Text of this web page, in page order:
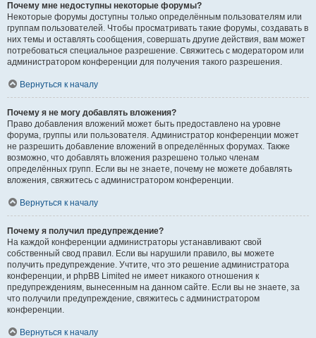
Почему мне недоступны некоторые форумы?
Некоторые форумы доступны только определённым пользователям или
группам пользователей. Чтобы просматривать такие форумы, создавать в
них темы и оставлять сообщения, совершать другие действия, вам может
потребоваться специальное разрешение. Свяжитесь с модератором или
администратором конференции для получения такого разрешения.
Вернуться к началу
Почему я не могу добавлять вложения?
Право добавления вложений может быть предоставлено на уровне
форума, группы или пользователя. Администратор конференции может
не разрешить добавление вложений в определённых форумах. Также
возможно, что добавлять вложения разрешено только членам
определённых групп. Если вы не знаете, почему не можете добавлять
вложения, свяжитесь с администратором конференции.
Вернуться к началу
Почему я получил предупреждение?
На каждой конференции администраторы устанавливают свой
собственный свод правил. Если вы нарушили правило, вы можете
получить предупреждение. Учтите, что это решение администратора
конференции, и phpBB Limited не имеет никакого отношения к
предупреждениям, вынесенным на данном сайте. Если вы не знаете, за
что получили предупреждение, свяжитесь с администратором
конференции.
Вернуться к началу